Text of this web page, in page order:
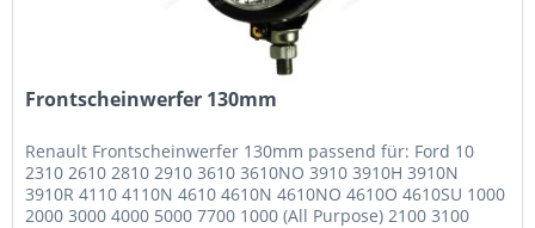
Frontscheinwerfer 130mm
Renault Frontscheinwerfer 130mm passend für: Ford 10
2310 2610 2810 2910 3610 3610NO 3910 3910H 3910N
3910R 4110 4110N 4610 4610N 4610NO 4610O 4610SU 1000
2000 3000 4000 5000 7700 1000 (All Purpose) 2100 3100